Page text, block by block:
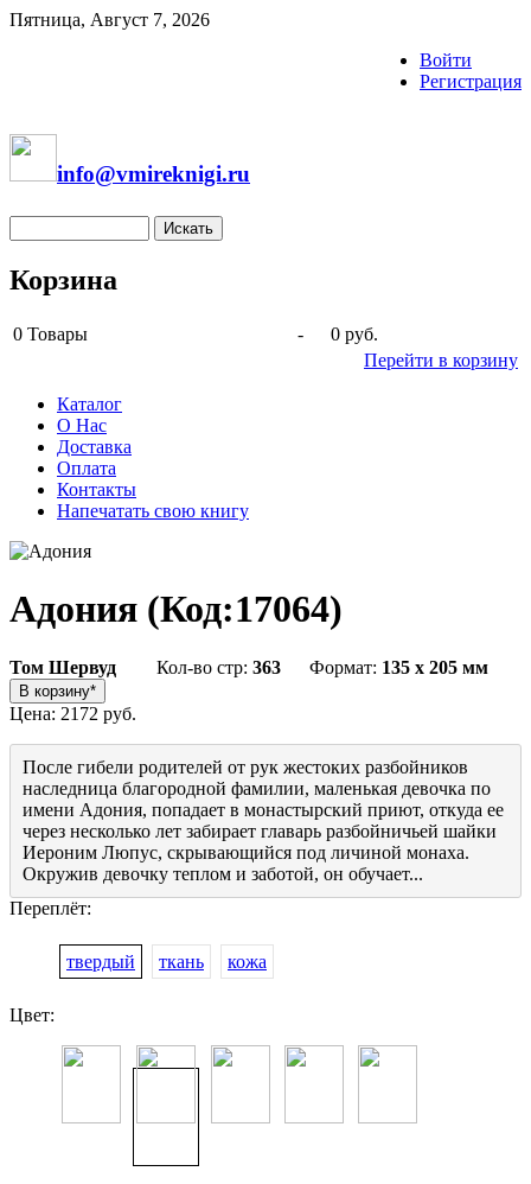
Пятница, Август 7, 2026
Войти
Регистрация
info@vmireknigi.ru
Корзина
0 Товары -
0 руб.
Перейти в корзину
Каталог
О Нас
Доставка
Оплата
Контакты
Напечатать свою книгу
Адония (Код:17064)
Том Шервуд Кол-во стр: 363 Формат: 135 x 205 мм
Цена: 2172 руб.
После гибели родителей от рук жестоких разбойников
наследница благородной фамилии, маленькая девочка по
имени Адония, попадает в монастырский приют, откуда ее
через несколько лет забирает главарь разбойничьей шайки
Иероним Люпус, скрывающийся под личиной монаха.
Окружив девочку теплом и заботой, он обучает...
Переплёт:
твердый ткань кожа
Цвет: